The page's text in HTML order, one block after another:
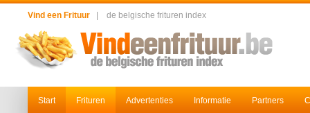
Vind een Frituur de belgische frituren index
Start Frituren Advertenties Informatie Partners